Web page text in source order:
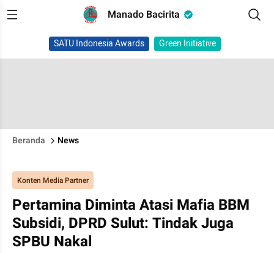
Manado Bacirita
SATU Indonesia Awards Green Initiative
Beranda News
Konten Media Partner
Pertamina Diminta Atasi Mafia BBM
Subsidi, DPRD Sulut: Tindak Juga
SPBU Nakal